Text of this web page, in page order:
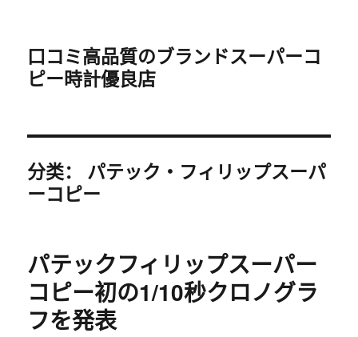
口コミ高品質のブランドスーパーコ
ピー時計優良店
分类： パテック・フィリップスーパ
ーコピー
パテックフィリップスーパー
コピー初の1/10秒クロノグラ
フを発表